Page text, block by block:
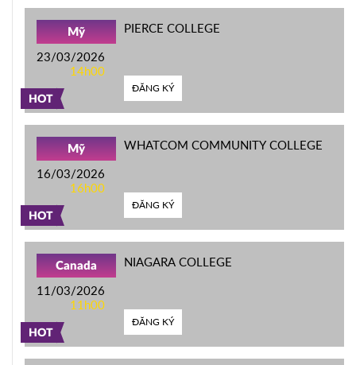
HOT
Mỹ
23/03/2026
14h00
PIERCE COLLEGE
ĐĂNG KÝ
HOT
Mỹ
16/03/2026
16h00
WHATCOM COMMUNITY COLLEGE
ĐĂNG KÝ
HOT
Canada
11/03/2026
11h00
NIAGARA COLLEGE
ĐĂNG KÝ